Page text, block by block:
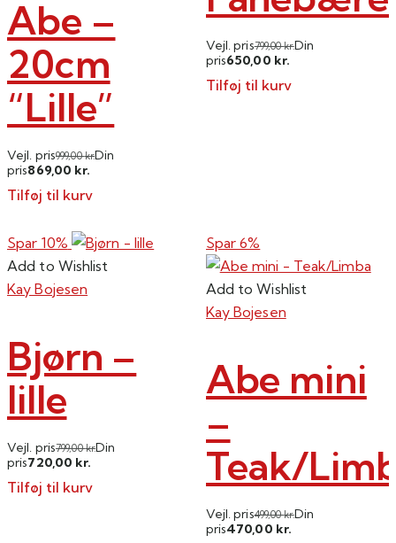
Abe –
20cm
“Lille”
Vejl. pris999,00kr.Din
pris869,00 kr.
Tilføj til kurv
Vejl. pris799,00kr.Din
pris650,00 kr.
Tilføj til kurv
Spar 10%
Add to Wishlist
Kay Bojesen
Bjørn –
lille
Vejl. pris799,00kr.Din
pris720,00 kr.
Tilføj til kurv
Spar 6%
Add to Wishlist
Kay Bojesen
Abe mini
–
Teak/
Vejl. pris499,00kr.Din
pris470,00 kr.